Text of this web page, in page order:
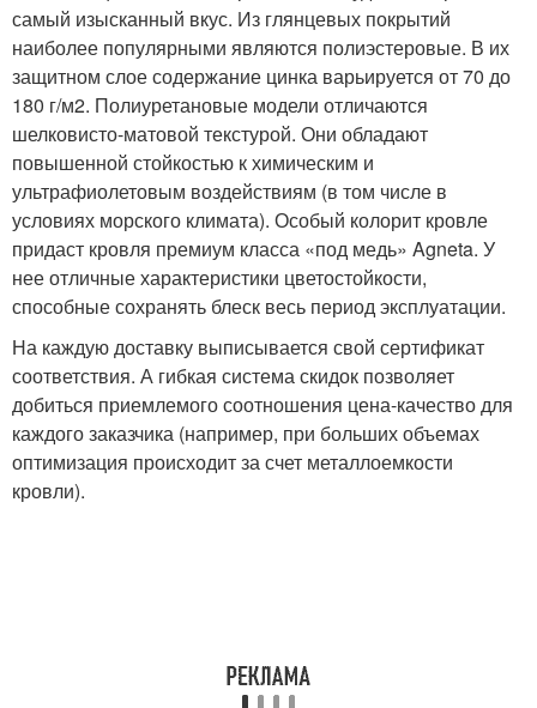
самый изысканный вкус. Из глянцевых покрытий
наиболее популярными являются полиэстеровые. В их
защитном слое содержание цинка варьируется от 70 до
180 г/м2. Полиуретановые модели отличаются
шелковисто-матовой текстурой. Они обладают
повышенной стойкостью к химическим и
ультрафиолетовым воздействиям (в том числе в
условиях морского климата). Особый колорит кровле
придаст кровля премиум класса «под медь» Agneta. У
нее отличные характеристики цветостойкости,
способные сохранять блеск весь период эксплуатации.
На каждую доставку выписывается свой сертификат
соответствия. А гибкая система скидок позволяет
добиться приемлемого соотношения цена-качество для
каждого заказчика (например, при больших объемах
оптимизация происходит за счет металлоемкости
кровли).